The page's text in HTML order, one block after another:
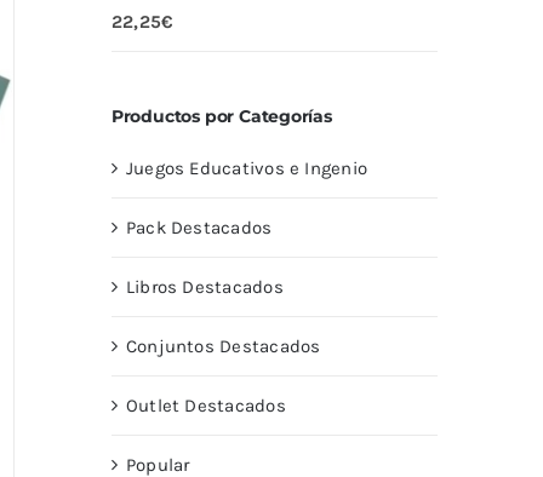
Valorado
con
5.00
22,25€
Productos por Categorías
Juegos Educativos e Ingenio
Pack Destacados
Libros Destacados
Conjuntos Destacados
Outlet Destacados
Popular